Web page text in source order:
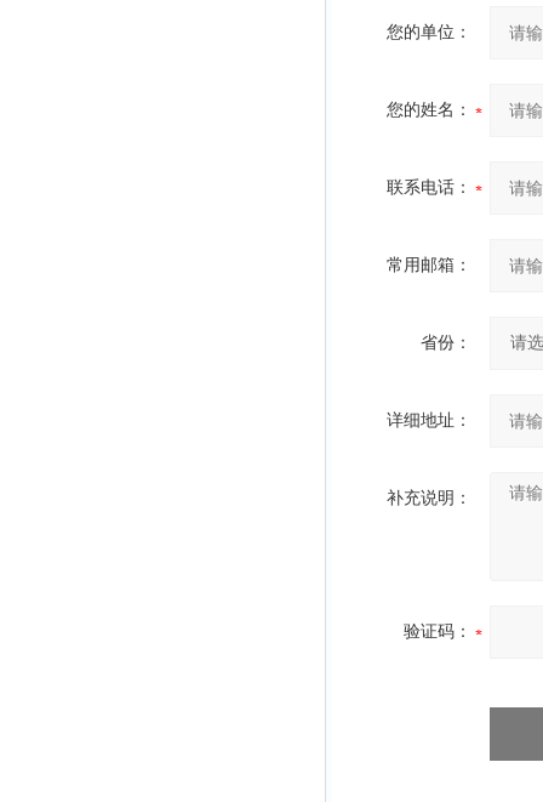
您的单位：
您的姓名：
联系电话：
常用邮箱：
省份：
详细地址：
补充说明：
验证码：